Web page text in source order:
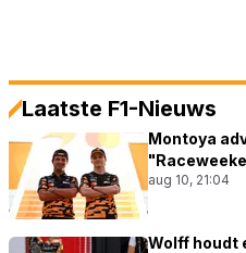
Laatste F1-Nieuws
Montoya
aug 10, 21:04
Wolff houdt